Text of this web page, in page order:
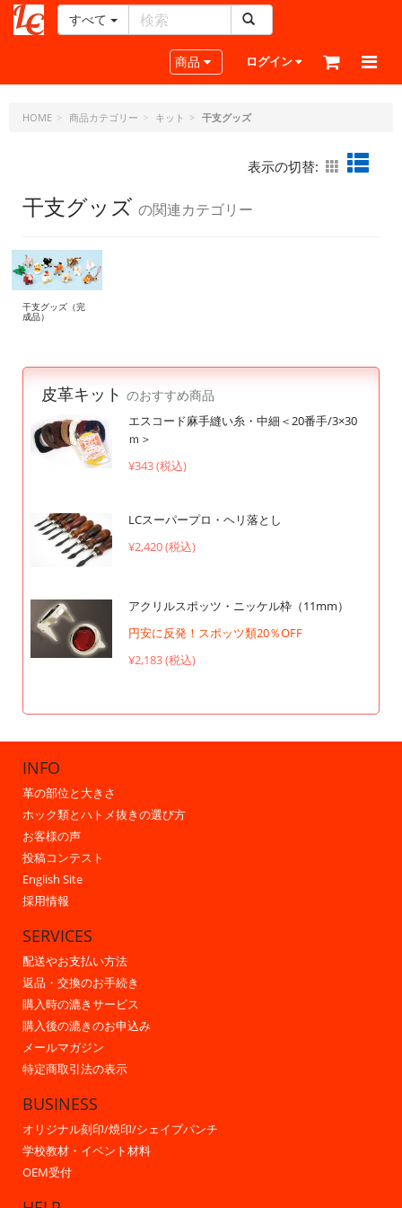
ー
ラ
ッ
ト・
ェ
ー
ピ
ー
すべて
Toggle navigation
商品 ログイン
HOME 商品カテゴリー キット 干支グッズ
表示の切替:
干支グッズ の関連カテゴリー
干支グッズ（完
成品）
皮革キット のおすすめ商品
エスコード麻手縫い糸・中細＜20番手/3×30
ｍ＞
¥343 (税込)
LCスーパープロ・ヘリ落とし
¥2,420 (税込)
アクリルスポッツ・ニッケル枠（11mm）
円安に反発！スポッツ類20％OFF
¥2,183 (税込)
INFO
革の部位と大きさ
ホック類とハトメ抜きの選び方
お客様の声
投稿コンテスト
English Site
採用情報
SERVICES
配送やお支払い方法
返品・交換のお手続き
購入時の漉きサービス
購入後の漉きのお申込み
メールマガジン
特定商取引法の表示
BUSINESS
オリジナル刻印/焼印/シェイプパンチ
学校教材・イベント材料
OEM受付